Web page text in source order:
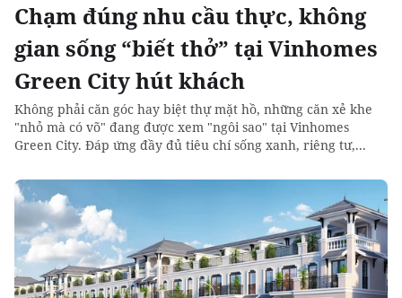
Chạm đúng nhu cầu thực, không
gian sống “biết thở” tại Vinhomes
Green City hút khách
Không phải căn góc hay biệt thự mặt hồ, những căn xẻ khe
"nhỏ mà có võ" đang được xem "ngôi sao" tại Vinhomes
Green City. Đáp ứng đầy đủ tiêu chí sống xanh, riêng tư,...